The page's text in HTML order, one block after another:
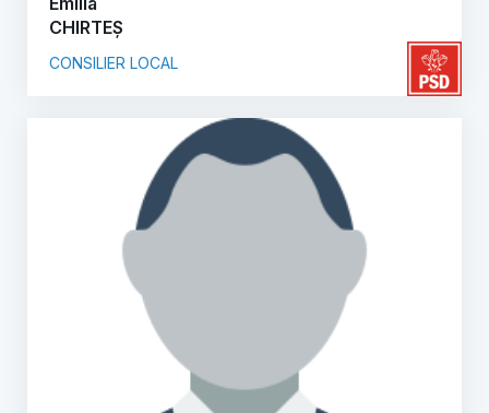
CHIRTEȘ
CONSILIER LOCAL